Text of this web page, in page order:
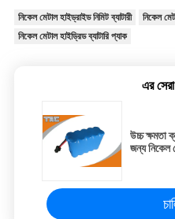
নিকেল মেটাল হাইড্রাইড নিমিট ব্যাটারী
নিকেল
নিকেল মেটাল হাইড্রিড ব্যাটারি প্যাক
এর
উচ্চ ক্ষমতা
জন্য নিকেল